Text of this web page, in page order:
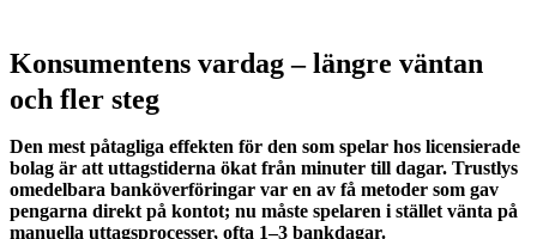
Konsumentens vardag – längre väntan
och fler steg
Den mest påtagliga effekten för den som spelar hos licensierade
bolag är att uttagstiderna ökat från minuter till dagar. Trustlys
omedelbara banköverföringar var en av få metoder som gav
pengarna direkt på kontot; nu måste spelaren i stället vänta på
manuella uttagsprocesser, ofta 1–3 bankdagar.